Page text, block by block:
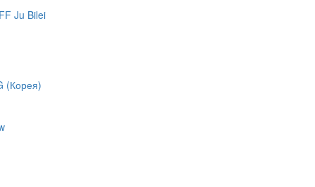
Ju Bilei
(Корея)